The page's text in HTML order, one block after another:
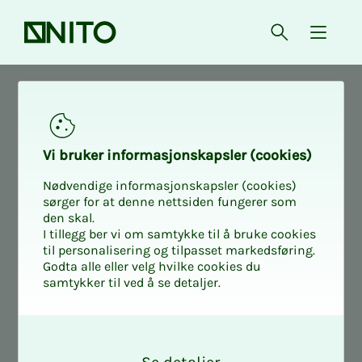
Front page Open{
Membership life in NITO
Vi bruk­er in­­­for­­masjon­skap­sler (cook­ies)
Nødvendige informasjonskapsler (cookies)
sørger for at denne nettsiden fungerer som
den skal.
I tillegg ber vi om samtykke til å bruke cookies
til personalisering og tilpasset markedsføring.
Godta alle eller velg hvilke cookies du
samtykker til ved å se detaljer.